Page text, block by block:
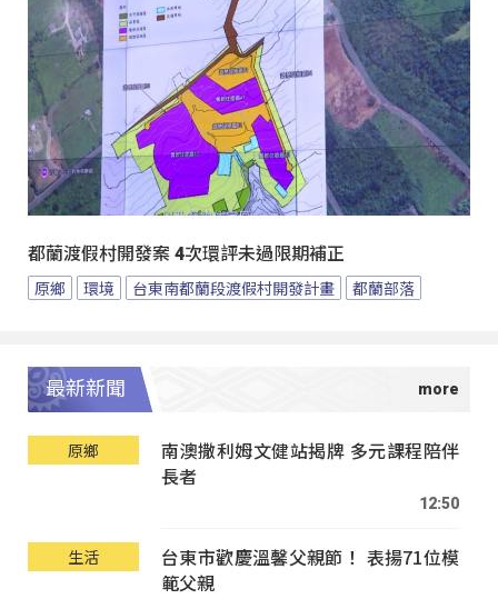
都蘭渡假村開發案 4次環評未過限期補正
原鄉 環境 台東南都蘭段渡假村開發計畫 都蘭部落
最新新聞
原鄉
南澳撒利姆文健站揭牌 多元課程陪伴
長者
12:50
生活
台東市歡慶溫馨父親節！ 表揚71位模
範父親